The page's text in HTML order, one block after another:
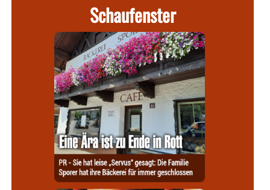
Schaufenster